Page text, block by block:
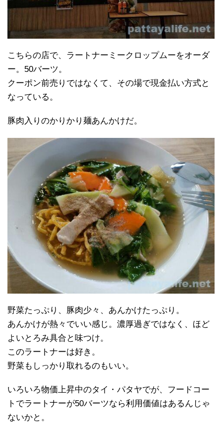
こちらの店で、ラートナーミークロップムーをオーダ
ー。50バーツ。
クーポン前売りではなくて、その場で現金払い方式と
なっている。
豚肉入りのかりかり麺あんかけだ。
野菜たっぷり、豚肉少々、あんかけたっぷり。
あんかけが熱々でいい感じ。濃厚過ぎではなく、ほど
よいとろみ具合と味つけ。
このラートナーは好き。
野菜もしっかり取れるのもいい。
いろいろ物価上昇中のタイ・パタヤでが、フードコー
トでラートナーが50バーツなら利用価値はあるんじゃ
ないかと。